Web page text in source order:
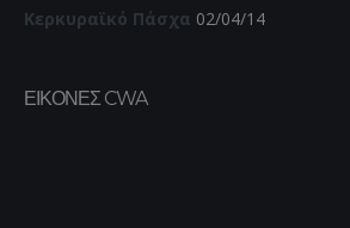
Κερκυραϊκό Πάσχα 02/04/14
ΕΙΚΌΝΕΣ CWA